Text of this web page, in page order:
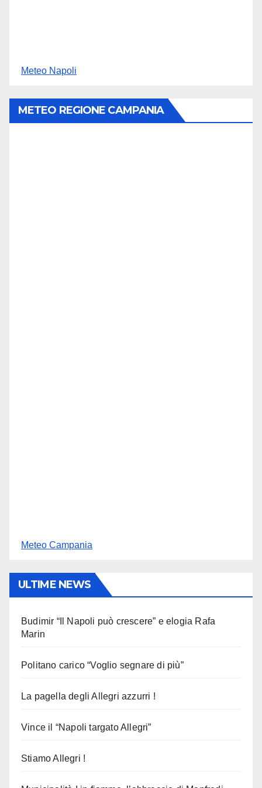
Meteo Napoli
METEO REGIONE CAMPANIA
Meteo Campania
ULTIME NEWS
Budimir “Il Napoli può crescere” e elogia Rafa
Marin
Politano carico “Voglio segnare di più”
La pagella degli Allegri azzurri !
Vince il “Napoli targato Allegri”
Stiamo Allegri !